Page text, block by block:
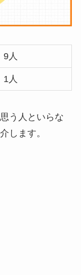
用者に聞いて
ドシーツは
いしダサい？
ッドだけで寝
う？代わり
ゴミ箱はい
9人
1人
う人といらな
します。